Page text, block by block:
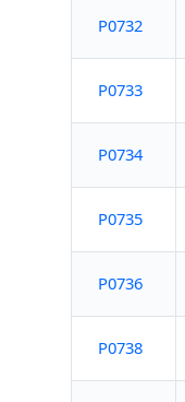
P0732
P0733
P0734
P0735
P0736
P0738